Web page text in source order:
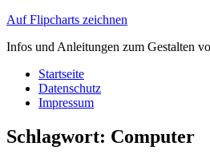
Auf Flipcharts zeichnen
Infos und Anleitungen zum Gestalten
Startseite
Datenschutz
Impressum
Schlagwort: Computer